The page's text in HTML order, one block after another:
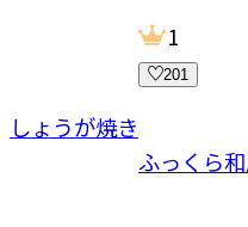
しょうが焼き
1
201
ふっくら